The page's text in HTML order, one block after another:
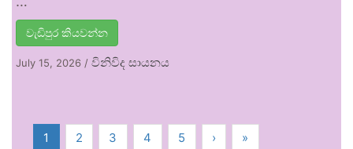
වැඩිපුර කියවන්න
July 15, 2026 / විනිවිද සායනය
1 2 3 4 5 › »